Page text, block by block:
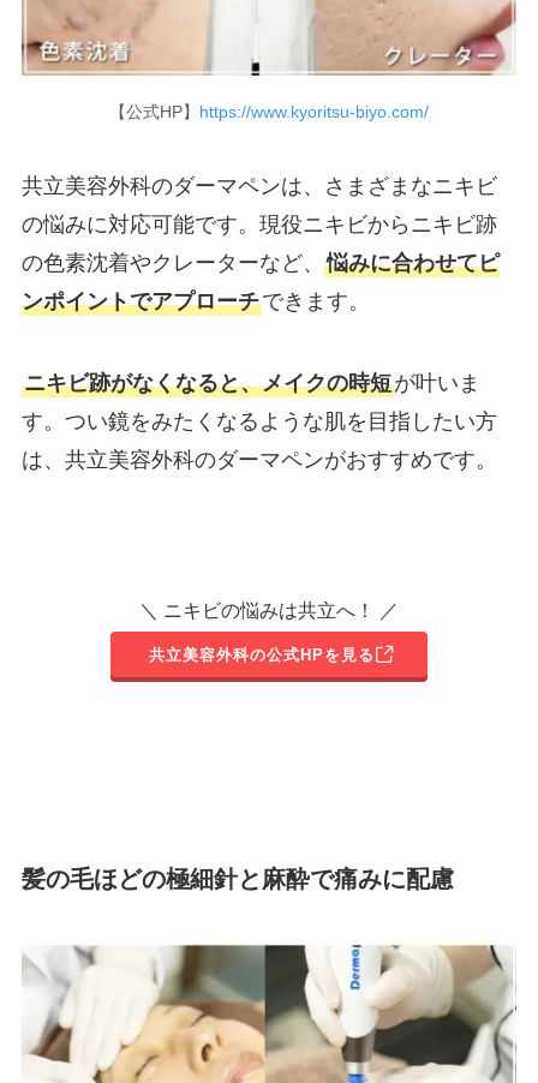
【公式HP】 https://www.kyoritsu-biyo.com/
共立美容外科のダーマペンは、さまざまなニキビ
の悩みに対応可能です。現役ニキビからニキビ跡
の色素沈着やクレーターなど、 悩みに合わせてピ
ンポイントでアプローチできます。
ニキビ跡がなくなると、メイクの時短が叶いま
す。つい鏡をみたくなるような肌を目指したい方
は、共立美容外科のダーマペンがおすすめです。
＼ ニキビの悩みは共立へ！ ／
共立美容外科の公式HPを見る
髪の毛ほどの極細針と麻酔で痛みに配慮